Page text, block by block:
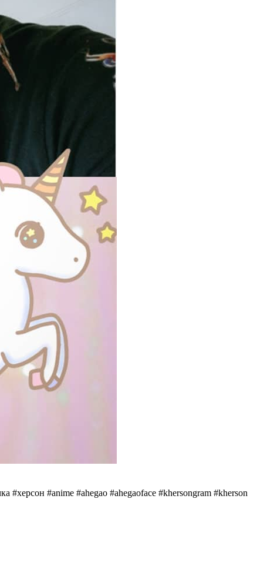
#херсон #anime #ahegao #ahegaoface #khersongram #kherson